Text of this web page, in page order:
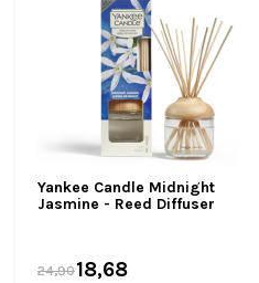
Yankee Candle Midnight
Jasmine - Reed Diffuser
24,9018,68